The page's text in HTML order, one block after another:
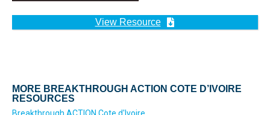
View Resource
MORE BREAKTHROUGH ACTION COTE D’IVOIRE
RESOURCES